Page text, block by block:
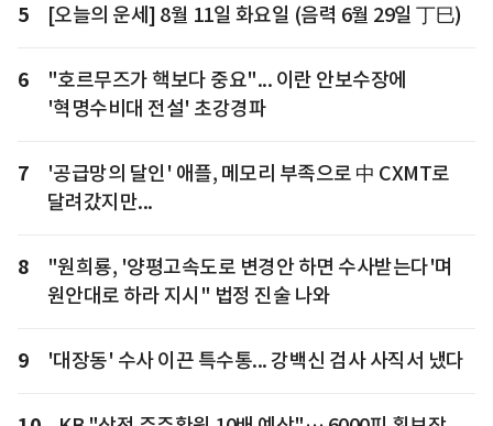
5 [오늘의 운세] 8월 11일 화요일 (음력 6월 29일 丁巳)
6
"호르무즈가 핵보다 중요"... 이란 안보수장에
'혁명수비대 전설' 초강경파
7
'공급망의 달인' 애플, 메모리 부족으로 中 CXMT로
달려갔지만...
8
"원희룡, '양평고속도로 변경안 하면 수사받는다'며
원안대로 하라 지시" 법정 진술 나와
9 '대장동' 수사 이끈 특수통... 강백신 검사 사직서 냈다